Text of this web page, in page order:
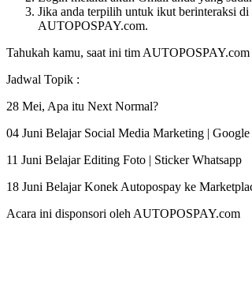
Jika anda terpilih untuk ikut berinteraksi
AUTOPOSPAY.com.
Tahukah kamu, saat ini tim
Jadwal Topik :
28 Mei, Apa itu Next Normal?
04 Juni Belajar Social Media Marketing |
11 Juni Belajar Editing Foto | Sticker Whatsapp
18 Juni Belajar Konek Autopospay ke
Acara ini disponsori oleh AUTOPOSPAY.com